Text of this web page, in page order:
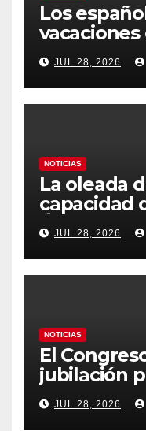
Los
vacaciones
más caros
y los
JUL 28, 2026
NOTICIAS
La oleada
capacidad
Ávila y al
obliga a
JUL 28, 2026
NOTICIAS
El
jubilación
sector
JUL 28, 2026